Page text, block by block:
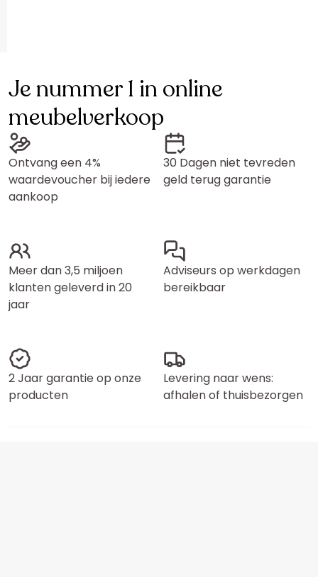
Je nummer 1 in online
meubelverkoop
Ontvang een 4%
waardevoucher bij iedere
aankoop
30 Dagen niet tevreden
geld terug garantie
Meer dan 3,5 miljoen
klanten geleverd in 20
jaar
Adviseurs op werkdagen
bereikbaar
2 Jaar garantie op onze
producten
Levering naar wens:
afhalen of thuisbezorgen